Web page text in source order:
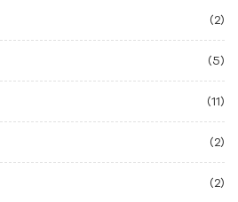
(2)
(5)
(11)
(2)
(2)